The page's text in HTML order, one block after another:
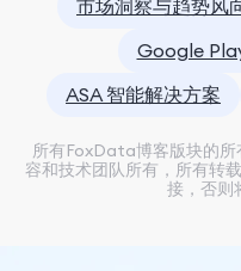
市场洞察与趋势风
Google
ASA 智能解决方案
所有FoxData博客版块的所
容和技术团队所有，所有转
接，否则